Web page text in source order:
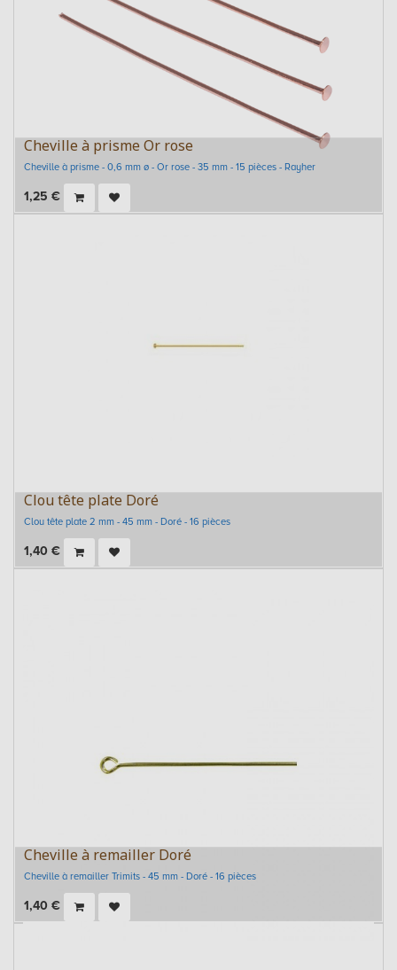
Cheville à prisme Or rose
Cheville à prisme - 0,6 mm ø - Or rose - 35 mm - 15 pièces - Rayher
1,25 €
Clou tête plate Doré
Clou tête plate 2 mm - 45 mm - Doré - 16 pièces
1,40 €
Cheville à remailler Doré
Cheville à remailler Trimits - 45 mm - Doré - 16 pièces
1,40 €